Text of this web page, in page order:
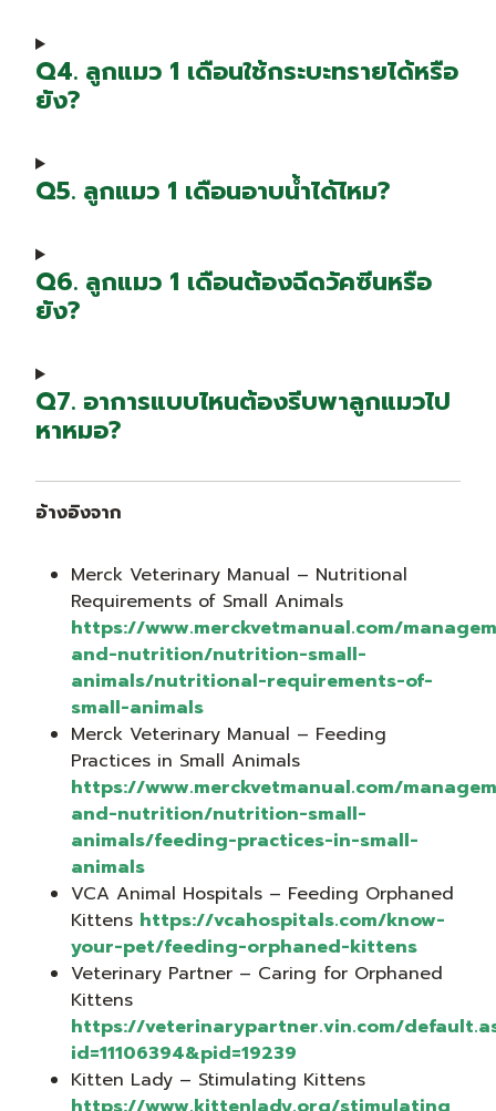
Q4. ลูกแมว 1 เดือนใช้กระบะทรายได้หรือ
ยัง?
Q5. ลูกแมว 1 เดือนอาบน้ำได้ไหม?
Q6. ลูกแมว 1 เดือนต้องฉีดวัคซีนหรือ
ยัง?
Q7. อาการแบบไหนต้องรีบพาลูกแมวไป
หาหมอ?
อ้างอิงจาก
Merck Veterinary Manual – Nutritional
Requirements of Small Animals
https://www.merckvetmanual.com/
and-nutrition/nutrition-small-
animals/nutritional-requirements-of-
small-animals
Merck Veterinary Manual – Feeding
Practices in Small Animals
https://www.merckvetmanual.com/
and-nutrition/nutrition-small-
animals/feeding-practices-in-small-
animals
VCA Animal Hospitals – Feeding Orphaned
Kittens https://vcahospitals.com/know-
your-pet/feeding-orphaned-kittens
Veterinary Partner – Caring for Orphaned
Kittens
https://veterinarypartner.vin.com/
id=11106394&pid=19239
Kitten Lady – Stimulating Kittens